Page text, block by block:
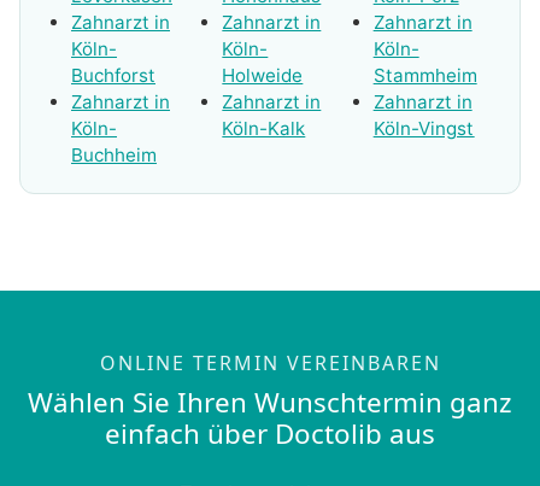
Zahnarzt in
Köln-
Buchforst
Zahnarzt in
Köln-
Buchheim
Zahnarzt in
Köln-
Holweide
Zahnarzt in
Köln-Kalk
Zahnarzt in
Köln-
Stammheim
Zahnarzt in
Köln-Vingst
ONLINE TERMIN VEREINBAREN
Wählen Sie Ihren Wunschtermin ganz
einfach über Doctolib aus